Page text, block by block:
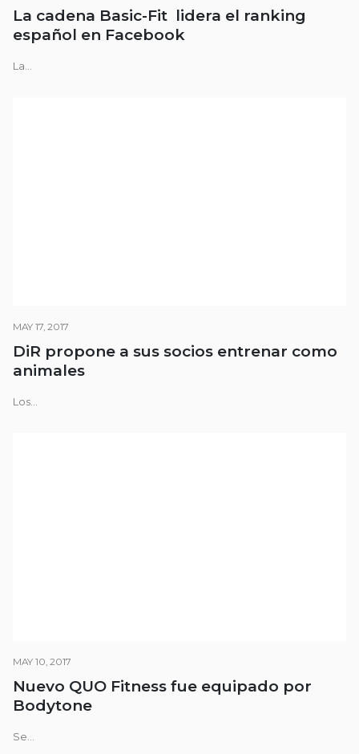
La cadena Basic-Fit lidera el ranking
español en Facebook
La...
MAY 17, 2017
DiR propone a sus socios entrenar como
animales
Los...
MAY 10, 2017
Nuevo QUO Fitness fue equipado por
Bodytone
Se...